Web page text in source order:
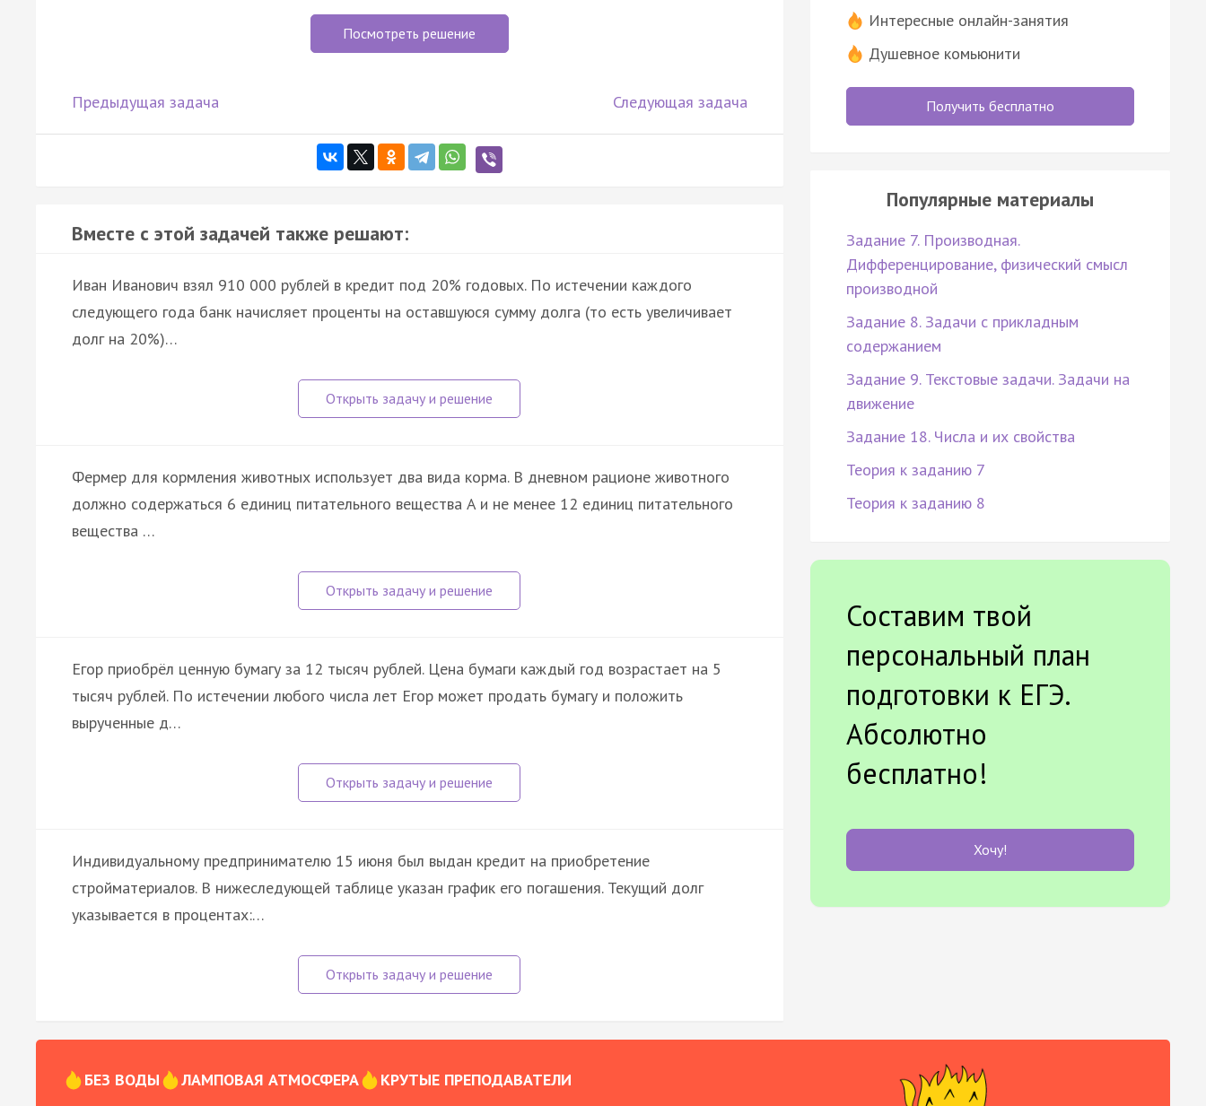
Посмотреть решение
Предыдущая задача Следующая задача
Вместе с этой задачей также решают:
Иван Иванович взял 910 000 рублей в кредит под 20% годовых. По истечении каждого
следующего года банк начисляет проценты на оставшуюся сумму долга (то есть увеличивает
долг на 20%)…
Фермер для кормления животных использует два вида корма. В дневном рационе животного
должно содержаться 6 единиц питательного вещества A и не менее 12 единиц питательного
вещества …
Егор приобрёл ценную бумагу за 12 тысяч рублей. Цена бумаги каждый год возрастает на 5
тысяч рублей. По истечении любого числа лет Егор может продать бумагу и положить
вырученные д…
Индивидуальному предпринимателю 15 июня был выдан кредит на приобретение
стройматериалов. В нижеследующей таблице указан график его погашения. Текущий долг
указывается в процентах:…
Интересные онлайн-занятия
Душевное комьюнити
Получить бесплатно
Популярные материалы
Задание 7. Производная.
Дифференцирование, физический смысл
производной
Задание 8. Задачи с прикладным
содержанием
Задание 9. Текстовые задачи. Задачи на
движение
Задание 18. Числа и их свойства
Теория к заданию 7
Теория к заданию 8
Составим твой
персональный план
подготовки к ЕГЭ.
Абсолютно
бесплатно!
Хочу!
БЕЗ ВОДЫ ЛАМПОВАЯ АТМОСФЕРА КРУТЫЕ ПРЕПОДАВАТЕЛИ